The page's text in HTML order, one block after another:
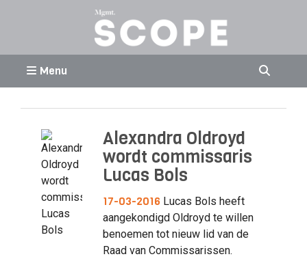
Menu
Alexandra Oldroyd
wordt commissaris
Lucas Bols
17-03-2016 Lucas Bols heeft
aangekondigd Oldroyd te willen
benoemen tot nieuw lid van de
Raad van Commissarissen.